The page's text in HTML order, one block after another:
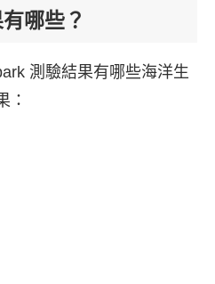
哪些？
測驗結果有哪些海洋生
：